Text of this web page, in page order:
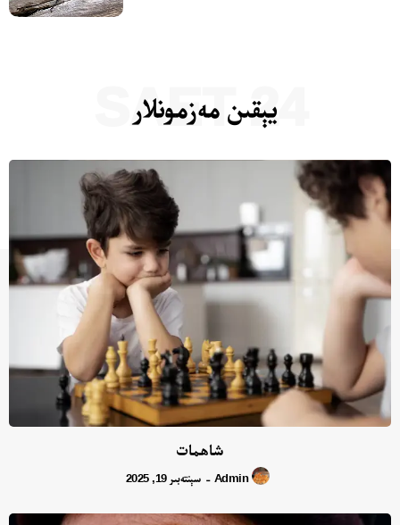
يېقىن مەزمونلار
24 SAET
شاھمات
Admin
- سېنتەبىر 19, 2025